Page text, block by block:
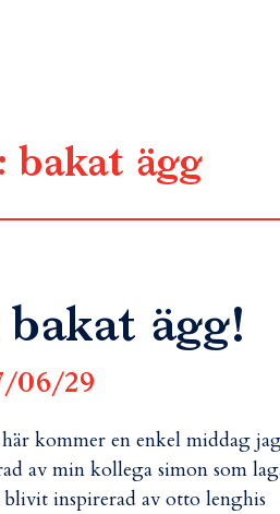
bakat ägg
ägg!
06/29
kommer en enkel middag
av min kollega simon som
inspirerad av otto lenghis